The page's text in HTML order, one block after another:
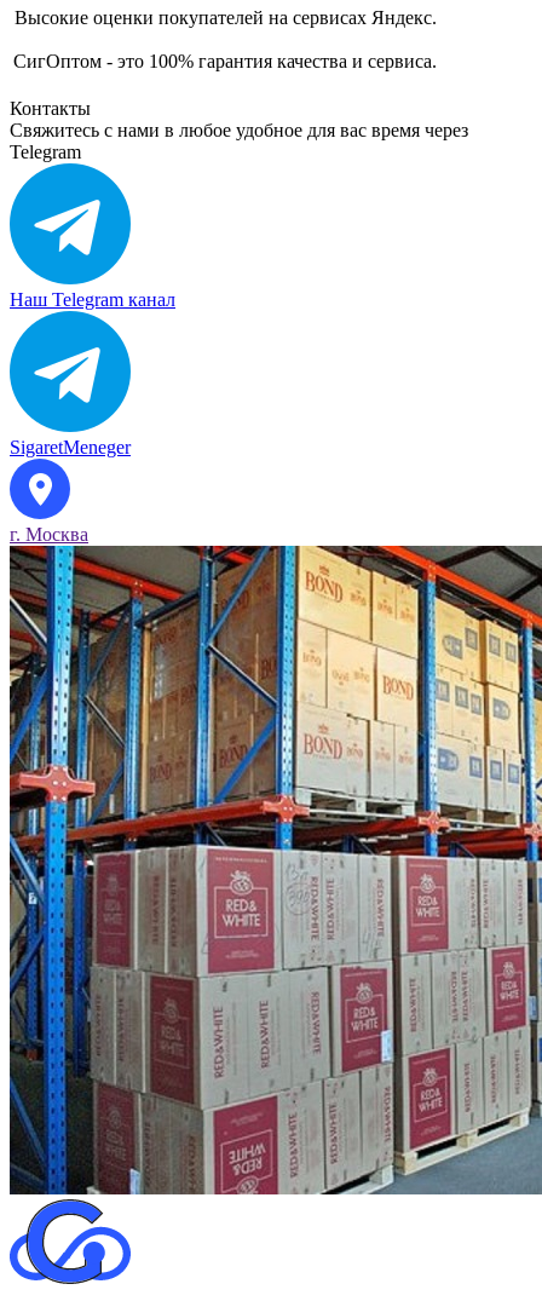
Высокие оценки покупателей на сервисах Яндекс.
СигОптом - это 100% гарантия качества и сервиса.
Контакты
Свяжитесь с нами в любое удобное для вас время через
Telegram
Наш Telegram канал
SigaretMeneger
г. Москва